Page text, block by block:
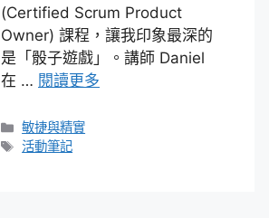
(Certified Scrum Product
Owner) 課程，讓我印象最深的
是「骰子遊戲」。講師 Daniel
在 … 閱讀更多
分
類
敏捷與精實
標
活動筆記